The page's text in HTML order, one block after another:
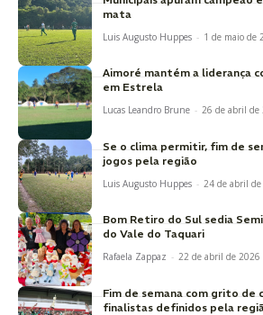
mata
Luis Augusto Huppes - 1 de maio de
Aimoré mantém a liderança
em Estrela
Lucas Leandro Brune - 26 de abril de
Se o clima permitir, fim de
jogos pela região
Luis Augusto Huppes - 24 de abril
Bom Retiro do Sul sedia
do Vale do Taquari
Rafaela Zappaz - 22 de abril de 2026
Fim de semana com grito de
finalistas definidos pela